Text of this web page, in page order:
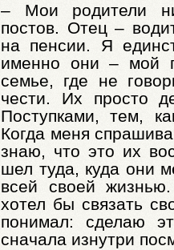
– Мои родители
постов. Отец –
на пенсии. Я
именно они – мой
семье, где не
чести. Их просто
Поступками, тем,
Когда меня
знаю, что это их
шел туда, куда они
всей своей
хотел бы связать
понимал: сделаю
сначала изнутри